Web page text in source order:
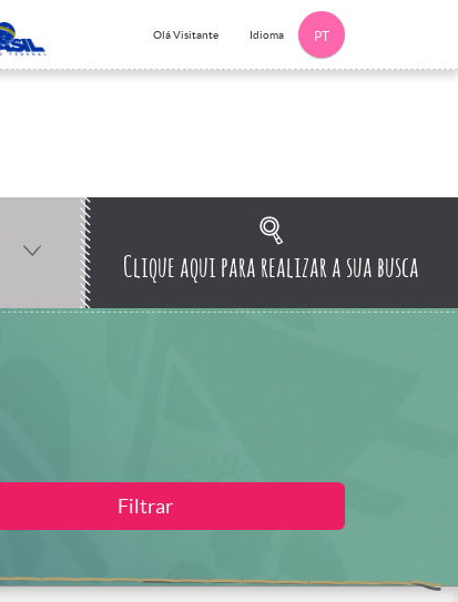
Olá Visitante Idioma PT
Clique aqui para realizar a sua busca